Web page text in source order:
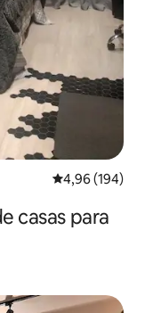
4,96 de uma
4,96 (194)
casas para